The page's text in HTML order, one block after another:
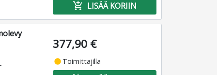
add_shopping_cart LISÄÄ KORIIN
377,90 €
fiber_manual_record Toimittajilla